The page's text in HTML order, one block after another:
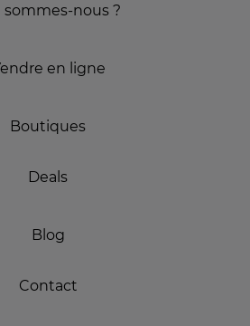
sommes-nous ?
en ligne
Boutiques
Deals
Blog
Contact